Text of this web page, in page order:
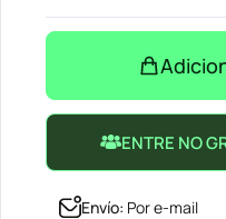
ENTRE NO
Envío: Por e-mail